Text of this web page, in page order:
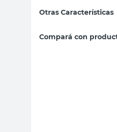
Otras Características
Compará con